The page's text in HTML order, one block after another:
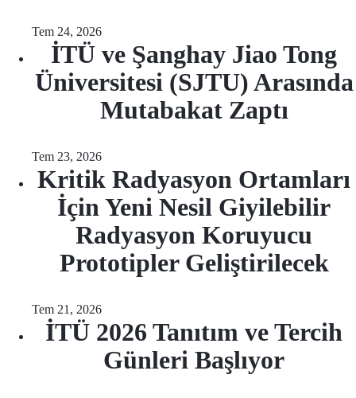
Tem 24, 2026
İTÜ ve Şanghay Jiao Tong
Üniversitesi (SJTU) Arasında
Mutabakat Zaptı
Tem 23, 2026
Kritik Radyasyon Ortamları
İçin Yeni Nesil Giyilebilir
Radyasyon Koruyucu
Prototipler Geliştirilecek
Tem 21, 2026
İTÜ 2026 Tanıtım ve Tercih
Günleri Başlıyor